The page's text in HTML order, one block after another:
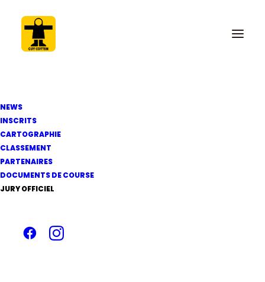
NEWS
INSCRITS
CARTOGRAPHIE
CLASSEMENT
PARTENAIRES
DOCUMENTS DE COURSE
JURY OFFICIELDéclarations d'avant